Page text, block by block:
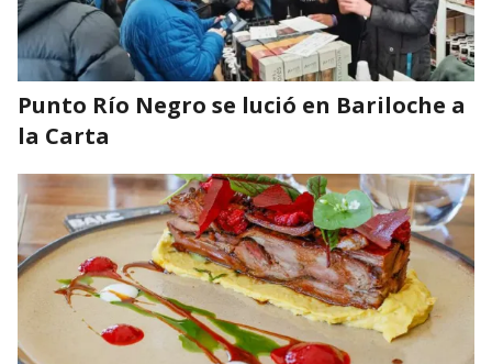
Punto Río Negro se lució en Bariloche a
la Carta